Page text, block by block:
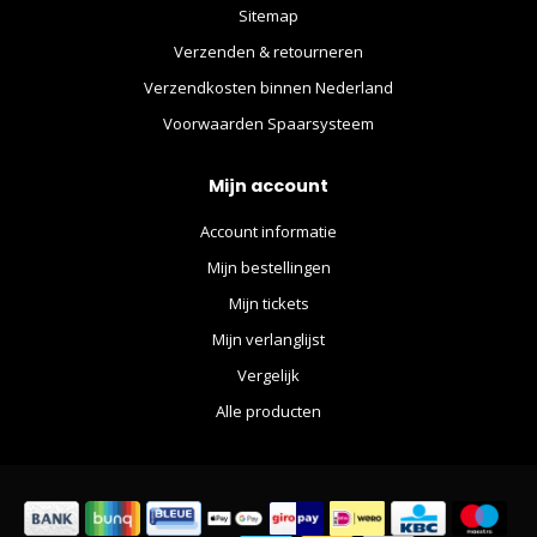
Sitemap
Verzenden & retourneren
Verzendkosten binnen Nederland
Voorwaarden Spaarsysteem
Mijn account
Account informatie
Mijn bestellingen
Mijn tickets
Mijn verlanglijst
Vergelijk
Alle producten